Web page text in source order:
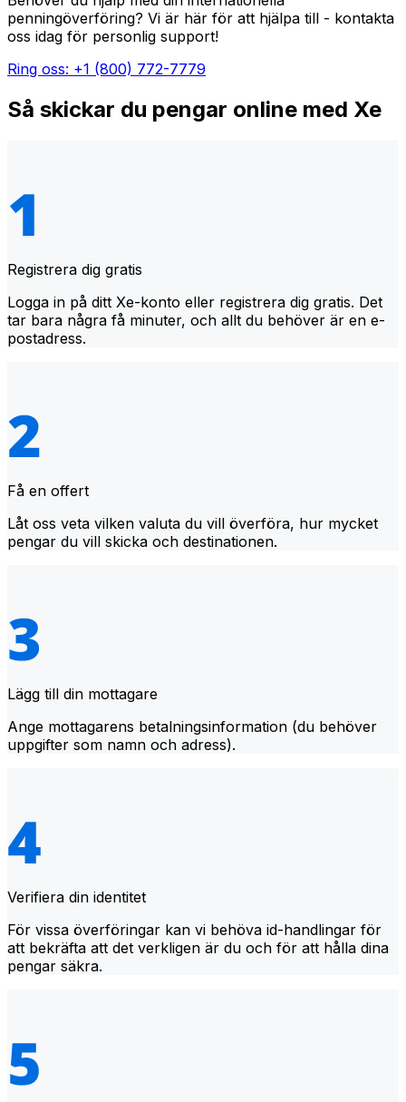
penningöverföring? Vi är här för att hjälpa till - kontakta
oss idag för personlig support!
Ring oss: +1 (800) 772-7779
Så skickar du pengar online med Xe
Registrera dig gratis
Logga in på ditt Xe-konto eller registrera dig gratis. Det
tar bara några få minuter, och allt du behöver är en e-
postadress.
Få en offert
Låt oss veta vilken valuta du vill överföra, hur mycket
pengar du vill skicka och destinationen.
Lägg till din mottagare
Ange mottagarens betalningsinformation (du behöver
uppgifter som namn och adress).
Verifiera din identitet
För vissa överföringar kan vi behöva id-handlingar för
att bekräfta att det verkligen är du och för att hålla dina
pengar säkra.